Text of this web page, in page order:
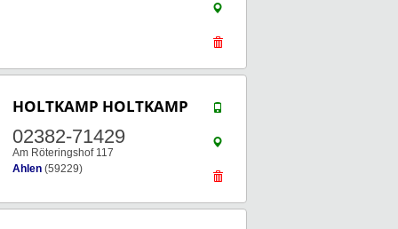
HOLTKAMP HOLTKAMP
02382-71429
Am Röteringshof 117
Ahlen (59229)